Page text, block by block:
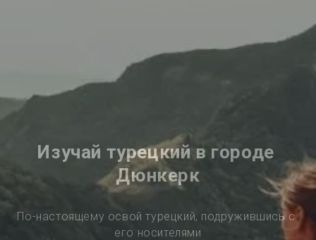
Изучай турецкий в городе
Дюнкерк
По-настоящему освой турецкий, подружившись с
его носителями